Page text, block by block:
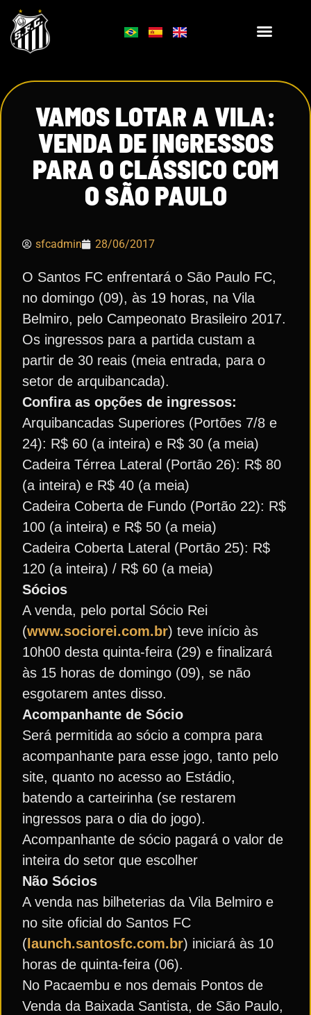
VAMOS LOTAR A VILA:
VENDA DE INGRESSOS
PARA O CLÁSSICO COM
O SÃO PAULO
sfcadmin 28/06/2017
O Santos FC enfrentará o São Paulo FC,
no domingo (09), às 19 horas, na Vila
Belmiro, pelo Campeonato Brasileiro 2017.
Os ingressos para a partida custam a
partir de 30 reais (meia entrada, para o
setor de arquibancada).
Confira as opções de ingressos:
Arquibancadas Superiores (Portões 7/8 e
24): R$ 60 (a inteira) e R$ 30 (a meia)
Cadeira Térrea Lateral (Portão 26): R$ 80
(a inteira) e R$ 40 (a meia)
Cadeira Coberta de Fundo (Portão 22): R$
100 (a inteira) e R$ 50 (a meia)
Cadeira Coberta Lateral (Portão 25): R$
120 (a inteira) / R$ 60 (a meia)
Sócios
A venda, pelo portal Sócio Rei
(www.sociorei.com.br) teve início às
10h00 desta quinta-feira (29) e finalizará
às 15 horas de domingo (09), se não
esgotarem antes disso.
Acompanhante de Sócio
Será permitida ao sócio a compra para
acompanhante para esse jogo, tanto pelo
site, quanto no acesso ao Estádio,
batendo a carteirinha (se restarem
ingressos para o dia do jogo).
Acompanhante de sócio pagará o valor de
inteira do setor que escolher
Não Sócios
A venda nas bilheterias da Vila Belmiro e
no site oficial do Santos FC
( launch.santosfc.com.br) iniciará às 10
horas de quinta-feira (06).
No Pacaembu e nos demais Pontos de
Venda da Baixada Santista, de São Paulo,